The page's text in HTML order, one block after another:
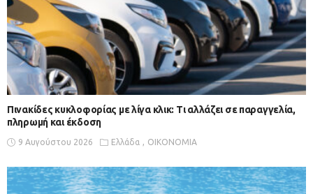
Πινακίδες κυκλοφορίας με λίγα κλικ: Τι αλλάζει σε παραγγελία,
πληρωμή και έκδοση
9 Αυγούστου 2026 Ελλάδα ΟΙΚΟΝΟΜΙΑ